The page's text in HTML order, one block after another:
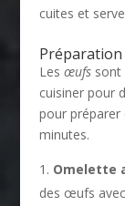
cuites et
Préparation
Les œufssont
cuisiner pour
pour préparer
minutes.
Omelette
des œufs